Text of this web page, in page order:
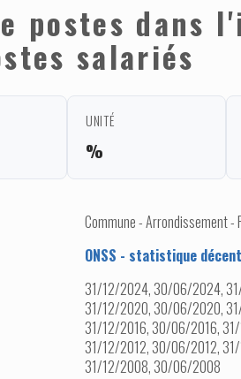
postes dans
salariés
UNITÉ
%
Commune - Arrondissement -
ONSS - statistique
31/12/2024, 30/06/2024,
31/12/2020, 30/06/2020,
31/12/2016, 30/06/2016,
31/12/2012, 30/06/2012,
31/12/2008, 30/06/2008